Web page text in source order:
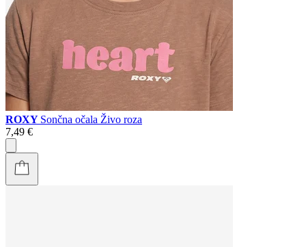
ROXY Sončna očala Živo roza
7,49 €